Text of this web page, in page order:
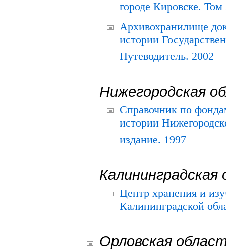
городе Кировске.
Архивохранилище
истории
Путеводитель. 2002
Нижегородская
Справочник по
истории
издание. 1997
Калининградская
Центр хранения и
Калининградской
Орловская